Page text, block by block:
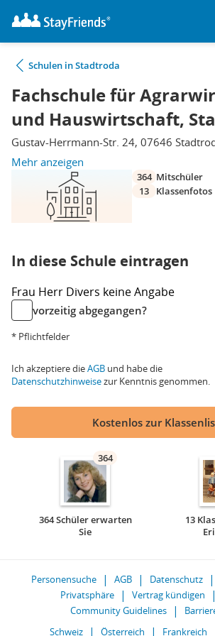
Schulen in Stadtroda
Fachschule für
und Hauswirtschaft,
Gustav-Herrmann-Str. 24, 07646
Mehr anzeigen
364 Mitschüler
13
Klassenfotos
In diese Schule eintragen
Frau Herr Divers keine Angabe
vorzeitig abgegangen?
* Pflichtfelder
Ich akzeptiere dieAGB und habe die
Datenschutzhinweisezur Kenntnis genommen.
Kostenlos zur
364
364 Schüler erwarten
Sie
13
Personensuche AGB Datenschutz
Privatsphäre
Vertrag kündigen
Community Guidelines
Schweiz
Österreich Frankreich